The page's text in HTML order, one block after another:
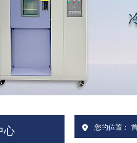
心 您的位置：